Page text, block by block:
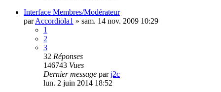
Interface Membres/Modérateur
parAccordiola1 » sam. 14 nov. 2009 10:29
1
2
3
32 Réponses
146743 Vues
Dernier message parj2c
lun. 2 juin 2014 18:52